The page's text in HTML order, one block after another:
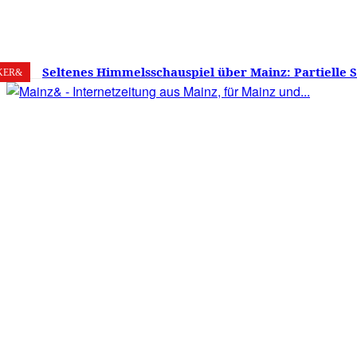
6. August 2026 29 Mainz
Seltenes Himmelsschauspiel über Mainz: Partielle
am 12. August 2026 – Sonne zu etwa 88 Prozent